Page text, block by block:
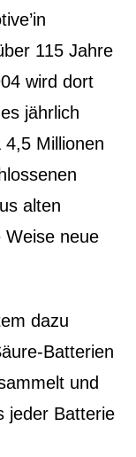
115 Jahre
wird dort
jährlich
Millionen
alten
Weise neue
dazu
Batterien
und
jeder Batterie